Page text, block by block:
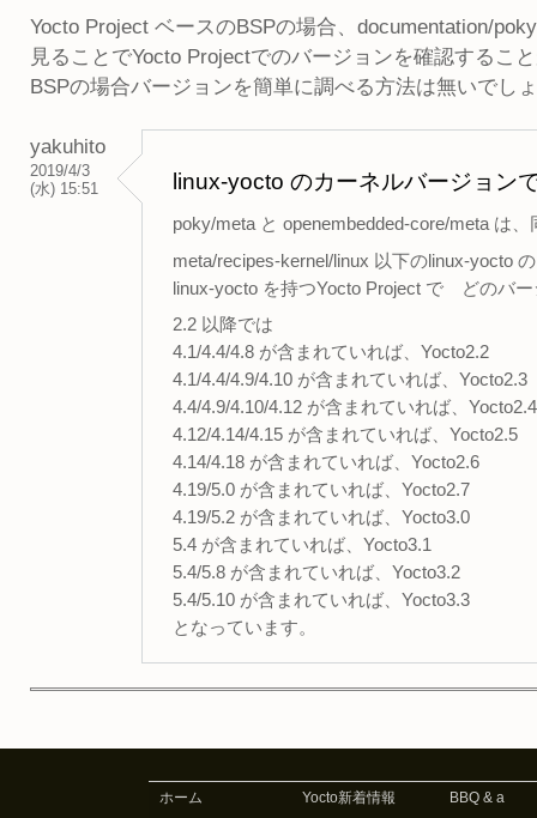
Yocto Project ベースのBSPの場合、documentation/
見ることでYocto Projectでのバージョンを確認するこ
BSPの場合バージョンを簡単に調べる方法は無いでし
yakuhito
2019/4/3
(水) 15:51
linux-yocto のカーネルバージョン
poky/meta と openembedded-core/meta は
meta/recipes-kernel/linux 以下のlinux-yocto
linux-yocto を持つYocto Project で どのバ
2.2 以降では
4.1/4.4/4.8 が含まれていれば、Yocto2.2
4.1/4.4/4.9/4.10 が含まれていれば、Yocto2.3
4.4/4.9/4.10/4.12 が含まれていれば、Yocto2.4
4.12/4.14/4.15 が含まれていれば、Yocto2.5
4.14/4.18 が含まれていれば、Yocto2.6
4.19/5.0 が含まれていれば、Yocto2.7
4.19/5.2 が含まれていれば、Yocto3.0
5.4 が含まれていれば、Yocto3.1
5.4/5.8 が含まれていれば、Yocto3.2
5.4/5.10 が含まれていれば、Yocto3.3
となっています。
ホーム Yocto新着情報
BBQ & a